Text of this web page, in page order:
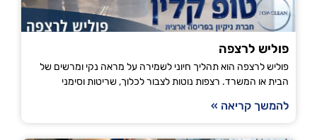
פוליש לרצפה
פוליש לרצפה הוא תהליך חיוני לשמירה על מראה נקי ומרשים של
הבית או המשרד. רצפות נוטות לצבור לכלוך, שריטות וסימני
להמשך קריאה »